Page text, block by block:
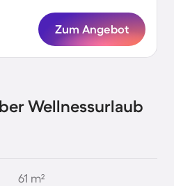
Zum Angebot
Wellnessurlaub
61 m²